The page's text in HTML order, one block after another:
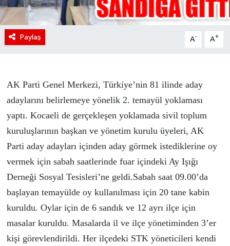
Paylaş A- A+
AK Parti Genel Merkezi, Türkiye’nin 81 ilinde aday
adaylarını belirlemeye yönelik 2. temayül yoklaması
yaptı. Kocaeli de gerçekleşen yoklamada sivil toplum
kuruluşlarının başkan ve yönetim kurulu üyeleri, AK
Parti aday adayları içinden aday görmek istediklerine oy
vermek için sabah saatlerinde fuar içindeki Ay Işığı
Derneği Sosyal Tesisleri’ne geldi.Sabah saat 09.00’da
başlayan temayülde oy kullanılması için 20 tane kabin
kuruldu. Oylar için de 6 sandık ve 12 ayrı ilçe için
masalar kuruldu. Masalarda il ve ilçe yönetiminden 3’er
kişi görevlendirildi. Her ilçedeki STK yöneticileri kendi